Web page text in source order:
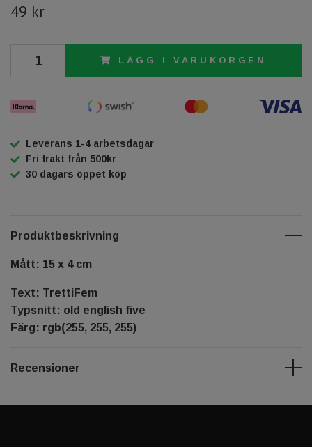
49 kr
LÄGG I VARUKORGEN
Leverans 1-4 arbetsdagar
Fri frakt från 500kr
30 dagars öppet köp
Produktbeskrivning
Mått: 15 x 4 cm
Text: TrettiFem
Typsnitt: old english five
Färg: rgb(255, 255, 255)
Recensioner